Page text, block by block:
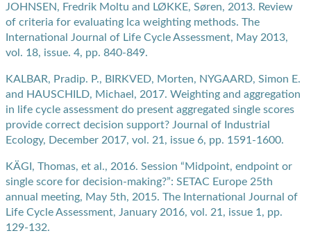
JOHNSEN, Fredrik Moltu and LØKKE, Søren, 2013. Review
of criteria for evaluating lca weighting methods. The
International Journal of Life Cycle Assessment, May 2013,
vol. 18, issue. 4, pp. 840-849.
KALBAR, Pradip. P., BIRKVED, Morten, NYGAARD, Simon E.
and HAUSCHILD, Michael, 2017. Weighting and aggregation
in life cycle assessment do present aggregated single scores
provide correct decision support? Journal of Industrial
Ecology, December 2017, vol. 21, issue 6, pp. 1591-1600.
KÄGI, Thomas, et al., 2016. Session “Midpoint, endpoint or
single score for decision-making?”: SETAC Europe 25th
annual meeting, May 5th, 2015. The International Journal of
Life Cycle Assessment, January 2016, vol. 21, issue 1, pp.
129-132.